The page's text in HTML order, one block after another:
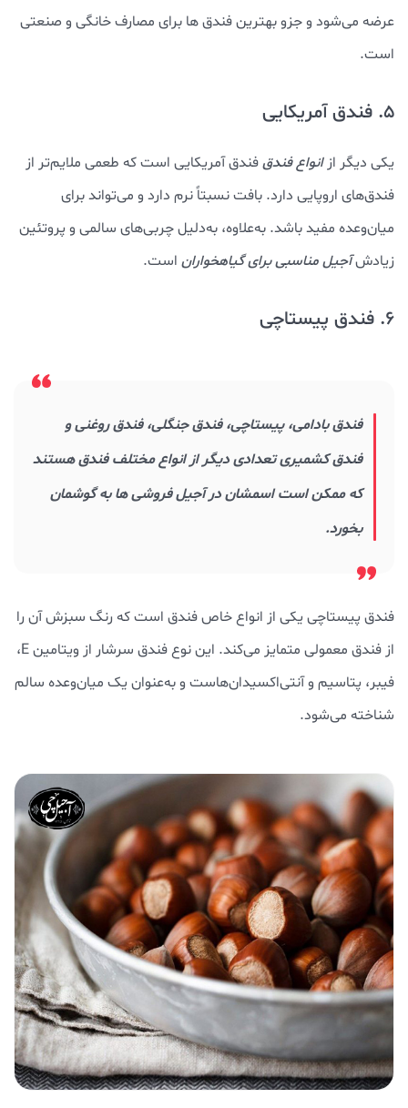
عرضه می‌شود و جزو بهترین فندق ها برای مصارف خانگی و صنعتی
است.
5. فندق آمریکایی
یکی دیگر ازانواع فندقفندق آمریکایی است که طعمی ملایم‌تر از
فندق‌های اروپایی دارد. بافت نسبتاً نرم دارد و می‌تواند برای
میان‌وعده مفید باشد. به‌علاوه، به‌دلیل چربی‌های سالمی و پروتئین
زیادشآجیل مناسبی برای گیاهخواران است.
6. فندق پیستاچی
فندق بادامی، پیستاچی، فندق جنگلی، فندق روغنی و
فندق کشمیری تعدادی دیگر از انواع مختلف فندق هستند
که ممکن است اسمشان در آجیل فروشی ها به گوشمان
بخورد.
فندق پیستاچی یکی از انواع خاص فندق است که رنگ سبزش آن را
از فندق معمولی متمایز می‌کند. این نوع فندق سرشار از ویتامین E،
فیبر، پتاسیم و آنتی‌اکسیدان‌هاست و به‌عنوان یک میان‌وعده سالم
شناخته می‌شود.